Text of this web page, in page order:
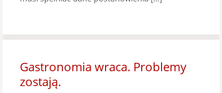
Gastronomia wraca. Problemy
zostają.